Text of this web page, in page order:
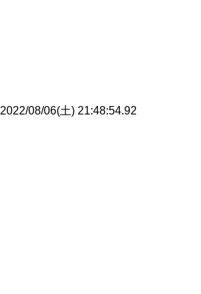
2022/08/06(土) 21:48:54.92